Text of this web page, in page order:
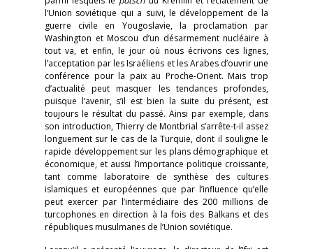
l’Union soviétique qui a suivi, le développement de la
guerre civile en Yougoslavie, la proclamation par
Washington et Moscou d’un désarmement nucléaire à
tout va, et enfin, le jour où nous écrivons ces lignes,
l’acceptation par les Israéliens et les Arabes d’ouvrir une
conférence pour la paix au Proche-Orient. Mais trop
d’actualité peut masquer les tendances profondes,
puisque l’avenir, s’il est bien la suite du présent, est
toujours le résultat du passé. Ainsi par exemple, dans
son introduction, Thierry de Montbrial s’arrête-t-il assez
longuement sur le cas de la Turquie, dont il souligne le
rapide développement sur les plans démographique et
économique, et aussi l’importance politique croissante,
tant comme laboratoire de synthèse des cultures
islamiques et européennes que par l’influence qu’elle
peut exercer par l’intermédiaire des 200 millions de
turcophones en direction à la fois des Balkans et des
républiques musulmanes de l’Union soviétique.